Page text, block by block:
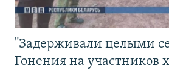
"Задерживали целыми
Гонения на участников